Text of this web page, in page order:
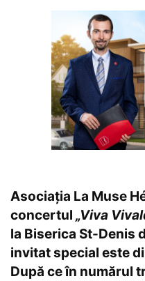
Asociația La Muse
concertul „Viva
la Biserica St-Denis
invitat special este
După ce în numărul